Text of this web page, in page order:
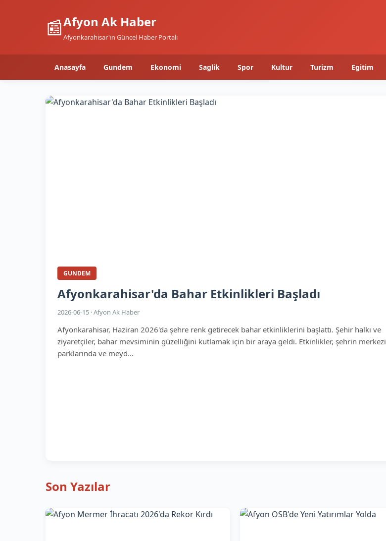
📰Afyon Ak Haber
Afyonkarahisar'ın Güncel Haber Portalı
Anasayfa Gundem Ekonomi Saglik Spor Kultur Turizm Egitim
GUNDEM
Afyonkarahisar'da Bahar Etkinlikleri Başladı
2026-06-15 · Afyon Ak Haber
Afyonkarahisar, Haziran 2026'da şehre renk getirecek bahar etkinliklerini başlattı. Şehir halkı ve
ziyaretçiler, bahar mevsiminin güzelliğini kutlamak için bir araya geldi. Etkinlikler, şehrin merkezi
parklarında ve meyd...
Son Yazılar